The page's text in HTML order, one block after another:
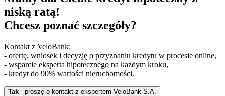
niską ratą!
Chcesz poznać szczegóły?
Kontakt z VeloBank:
- ofertę, wniosek i decyzję o przyznaniu kredytu w procesie online,
- wsparcie eksperta hipotecznego na każdym kroku,
- kredyt do 90% wartości nieruchomości.
Tak - proszę o kontakt z ekspertem VeloBank S.A.